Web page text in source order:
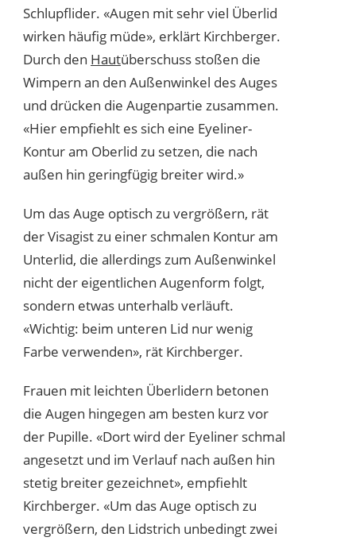
Schlupflider. «Augen mit sehr viel Überlid
wirken häufig müde», erklärt Kirchberger.
Durch den Hautüberschuss stoßen die
Wimpern an den Außenwinkel des Auges
und drücken die Augenpartie zusammen.
«Hier empfiehlt es sich eine Eyeliner-
Kontur am Oberlid zu setzen, die nach
außen hin geringfügig breiter wird.»
Um das Auge optisch zu vergrößern, rät
der Visagist zu einer schmalen Kontur am
Unterlid, die allerdings zum Außenwinkel
nicht der eigentlichen Augenform folgt,
sondern etwas unterhalb verläuft.
«Wichtig: beim unteren Lid nur wenig
Farbe verwenden», rät Kirchberger.
Frauen mit leichten Überlidern betonen
die Augen hingegen am besten kurz vor
der Pupille. «Dort wird der Eyeliner schmal
angesetzt und im Verlauf nach außen hin
stetig breiter gezeichnet», empfiehlt
Kirchberger. «Um das Auge optisch zu
vergrößern, den Lidstrich unbedingt zwei